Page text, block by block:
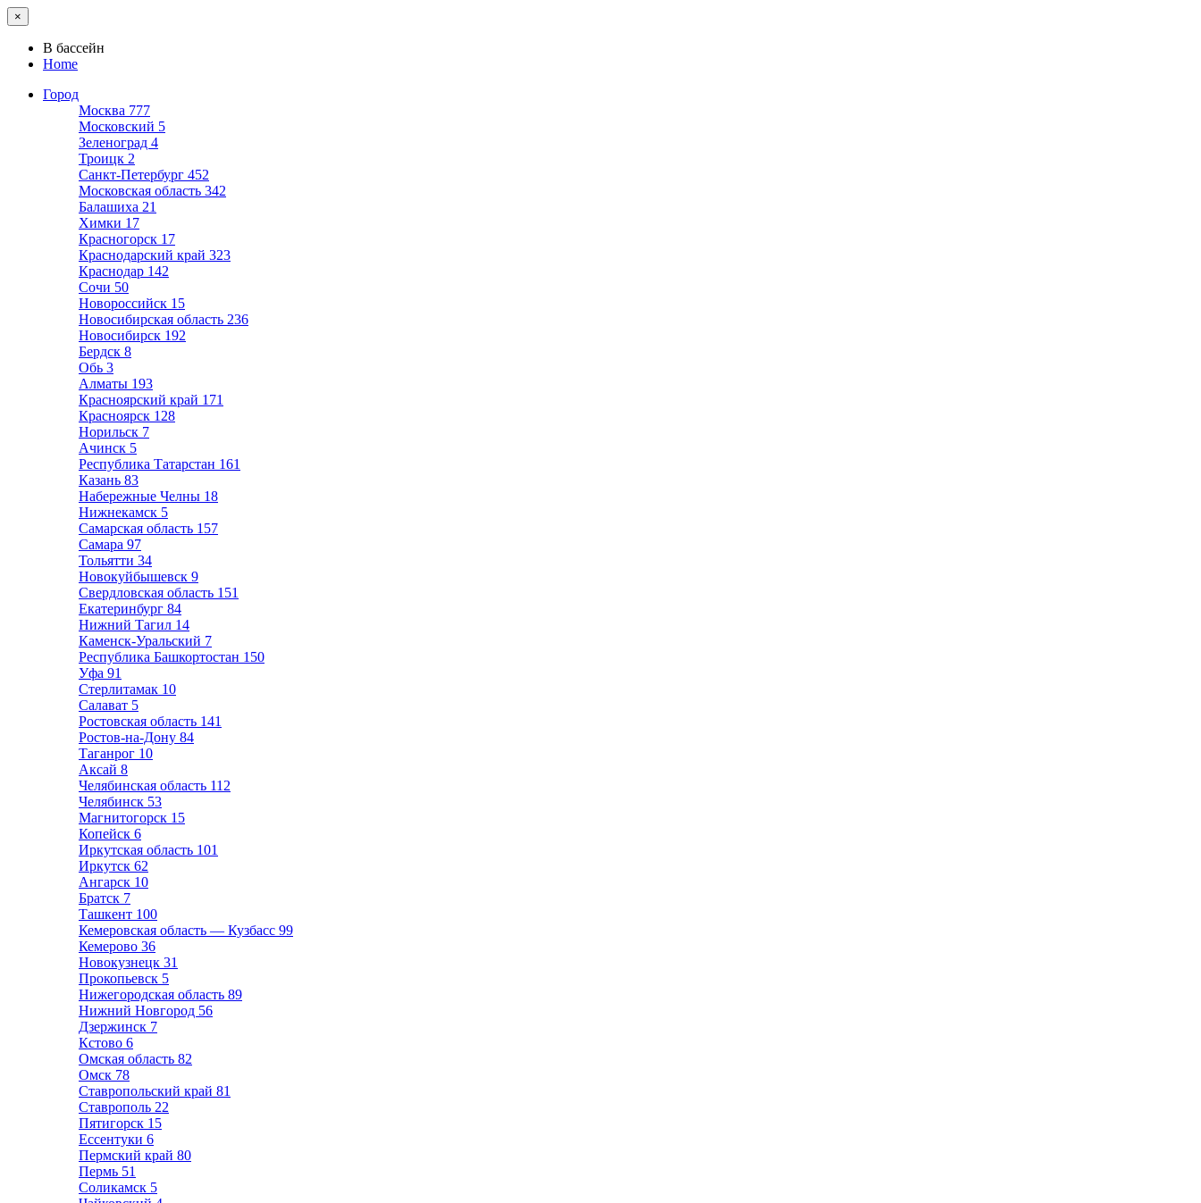
×
В бассейн
Home
Город
Москва 777
Московский 5
Зеленоград 4
Троицк 2
Санкт-Петербург 452
Московская область 342
Балашиха 21
Химки 17
Красногорск 17
Краснодарский край 323
Краснодар 142
Сочи 50
Новороссийск 15
Новосибирская область 236
Новосибирск 192
Бердск 8
Обь 3
Алматы 193
Красноярский край 171
Красноярск 128
Норильск 7
Ачинск 5
Республика Татарстан 161
Казань 83
Набережные Челны 18
Нижнекамск 5
Самарская область 157
Самара 97
Тольятти 34
Новокуйбышевск 9
Свердловская область 151
Екатеринбург 84
Нижний Тагил 14
Каменск-Уральский 7
Республика Башкортостан 150
Уфа 91
Стерлитамак 10
Салават 5
Ростовская область 141
Ростов-на-Дону 84
Таганрог 10
Аксай 8
Челябинская область 112
Челябинск 53
Магнитогорск 15
Копейск 6
Иркутская область 101
Иркутск 62
Ангарск 10
Братск 7
Ташкент 100
Кемеровская область — Кузбасс 99
Кемерово 36
Новокузнецк 31
Прокопьевск 5
Нижегородская область 89
Нижний Новгород 56
Дзержинск 7
Кстово 6
Омская область 82
Омск 78
Ставропольский край 81
Ставрополь 22
Пятигорск 15
Ессентуки 6
Пермский край 80
Пермь 51
Соликамск 5